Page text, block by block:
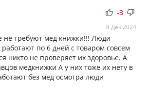
thumb_up thumb_down
-3
8 Дек 2024
не требуют мед книжки!!! Люди
по 6 дней с товаром совсем
никто не проверяет их здоровье. А
медкнижки А у них тоже их нету в
без мед осмотра люди